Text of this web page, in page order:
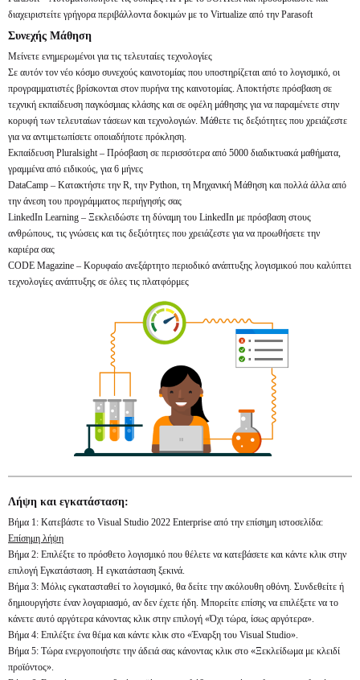
διαχειριστείτε γρήγορα περιβάλλοντα δοκιμών με το Virtualize από την Parasoft
Συνεχής Μάθηση
Μείνετε ενημερωμένοι για τις τελευταίες τεχνολογίες
Σε αυτόν τον νέο κόσμο συνεχούς καινοτομίας που υποστηρίζεται από το λογισμικό, οι
προγραμματιστές βρίσκονται στον πυρήνα της καινοτομίας. Αποκτήστε πρόσβαση σε
τεχνική εκπαίδευση παγκόσμιας κλάσης και σε οφέλη μάθησης για να παραμένετε στην
κορυφή των τελευταίων τάσεων και τεχνολογιών. Μάθετε τις δεξιότητες που χρειάζεστε
για να αντιμετωπίσετε οποιαδήποτε πρόκληση.
Εκπαίδευση Pluralsight – Πρόσβαση σε περισσότερα από 5000 διαδικτυακά μαθήματα,
γραμμένα από ειδικούς, για 6 μήνες
DataCamp – Κατακτήστε την R, την Python, τη Μηχανική Μάθηση και πολλά άλλα από
την άνεση του προγράμματος περιήγησής σας
LinkedIn Learning – Ξεκλειδώστε τη δύναμη του LinkedIn με πρόσβαση στους
ανθρώπους, τις γνώσεις και τις δεξιότητες που χρειάζεστε για να προωθήσετε την
καριέρα σας
CODE Magazine – Κορυφαίο ανεξάρτητο περιοδικό ανάπτυξης λογισμικού που καλύπτει
τεχνολογίες ανάπτυξης σε όλες τις πλατφόρμες
Λήψη και εγκατάσταση:
Βήμα 1: Κατεβάστε το Visual Studio 2022 Enterprise από την επίσημη ιστοσελίδα:
Επίσημη λήψη
Βήμα 2: Επιλέξτε το πρόσθετο λογισμικό που θέλετε να κατεβάσετε και κάντε κλικ στην
επιλογή Εγκατάσταση. Η εγκατάσταση ξεκινά.
Βήμα 3: Μόλις εγκατασταθεί το λογισμικό, θα δείτε την ακόλουθη οθόνη. Συνδεθείτε ή
δημιουργήστε έναν λογαριασμό, αν δεν έχετε ήδη. Μπορείτε επίσης να επιλέξετε να το
κάνετε αυτό αργότερα κάνοντας κλικ στην επιλογή «Όχι τώρα, ίσως αργότερα».
Βήμα 4: Επιλέξτε ένα θέμα και κάντε κλικ στο «Έναρξη του Visual Studio».
Βήμα 5: Τώρα ενεργοποιήστε την άδειά σας κάνοντας κλικ στο «Ξεκλείδωμα με κλειδί
προϊόντος».